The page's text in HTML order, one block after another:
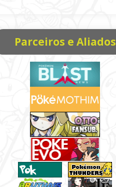
Parceiros e Aliados